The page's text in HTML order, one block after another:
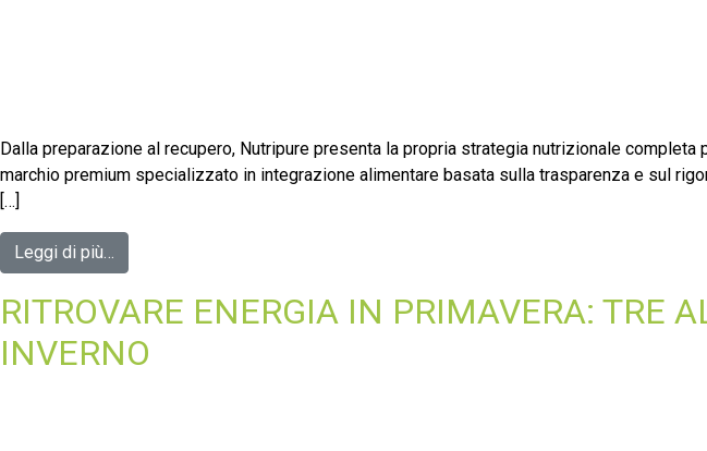
Dalla preparazione al recupero, Nutripure presenta la propria strategia nutrizionale
marchio premium specializzato in integrazione alimentare basata sulla trasparenza e sul
[…]
Leggi di più…
RITROVARE ENERGIA IN PRIMAVERA: TRE
INVERNO